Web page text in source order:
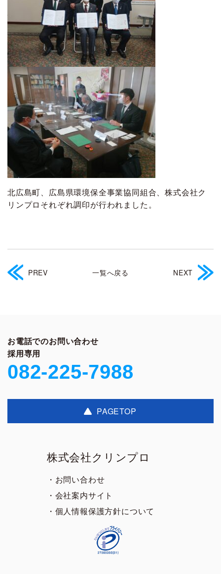
北広島町、広島県環境保全事業協同組合、株式会社ク
リンプロそれぞれ調印が行われました。
PREV 一覧へ戻る NEXT
株式会社クリンプロ
・お問い合わせ
・会社案内サイト
・個人情報保護方針について
お電話でのお問い合わせ
採用専用
082-225-7988
PAGETOP